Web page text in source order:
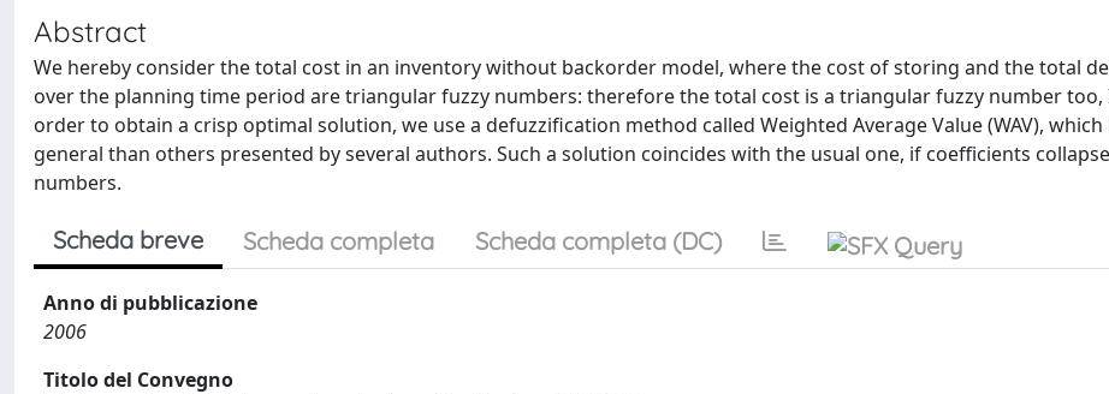
Abstract
We hereby consider the total cost in an inventory without backorder model, where the cost of storing and the total
over the planning time period are triangular fuzzy numbers: therefore the total cost is a triangular fuzzy number too,
order to obtain a crisp optimal solution, we use a defuzzification method called Weighted Average Value (WAV),
general than others presented by several authors. Such a solution coincides with the usual one, if coefficients
numbers.
Scheda breve Scheda completa Scheda completa (DC)
Anno di pubblicazione
2006
Titolo del Convegno